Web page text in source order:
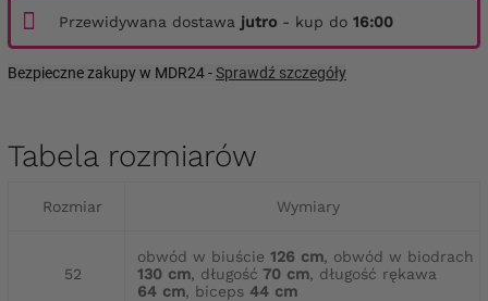
Przewidywana dostawa jutro - kup do 16:00
Bezpieczne zakupy w MDR24 -Sprawdź szczegóły
Tabela rozmiarów
Rozmiar Wymiary
52
obwód w biuście 126 cm, obwód w biodrach
130 cm, długość 70 cm, długość rękawa
64 cm, biceps 44 cm